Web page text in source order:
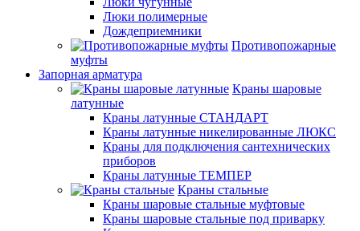
Люки полимерные
Дождеприемники
Противопожарные
муфты
Запорная арматура
Краны шаровые
латунные
Краны латунные СТАНДАРТ
Краны латунные никелированные ЛЮКС
Краны для подключения сантехнических
приборов
Краны латунные ТЕМПЕР
Краны стальные
Краны шаровые стальные муфтовые
Краны шаровые стальные под приварку